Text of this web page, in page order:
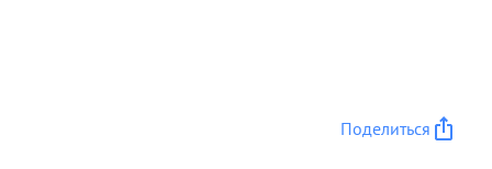
Поделиться